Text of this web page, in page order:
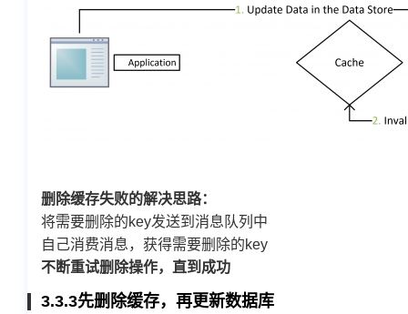
删除缓存失败的解决思路：
将需要删除的key发送到消息队列中
自己消费消息，获得需要删除的key
不断重试删除操作，直到成功
3.3.3先删除缓存，再更新数据库